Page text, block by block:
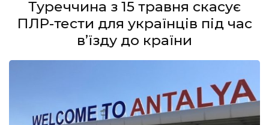
з
України?
Туреччина з 15 травня скасує
ПЛР-тести для українців під час
в’їзду до країни